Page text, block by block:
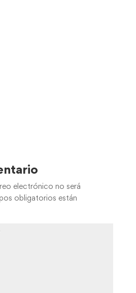
electrónico no será
obligatorios están